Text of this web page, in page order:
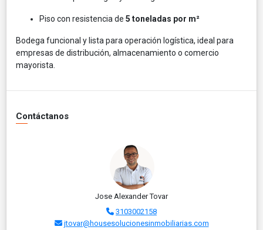
Piso con resistencia de 5 toneladas por m²
Bodega funcional y lista para operación logística, ideal para
empresas de distribución, almacenamiento o comercio
mayorista.
Contáctanos
Jose Alexander Tovar
3103002158
jtovar@housesolucionesinmobiliarias.com